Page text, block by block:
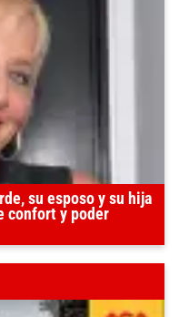
su esposo y su hija
confort y poder